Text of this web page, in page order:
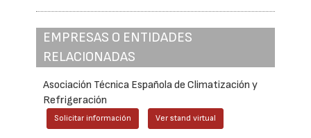
EMPRESAS O ENTIDADES
RELACIONADAS
Asociación Técnica Española de Climatización y
Refrigeración
Solicitar información Ver stand virtual